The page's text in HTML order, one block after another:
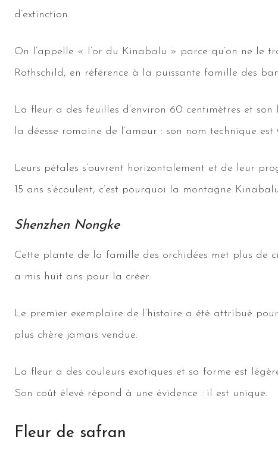
d’extinction.
On l’appelle « l’or du Kinabalu » parce qu’on ne le
Rothschild, en référence à la puissante famille des
La fleur a des feuilles d’environ 60 centimètres et
la déesse romaine de l’amour : son nom technique
Leurs pétales s’ouvrent horizontalement et de leur
15 ans s’écoulent, c’est pourquoi la montagne
Shenzhen Nongke
Cette plante de la famille des orchidées met plus de
a mis huit ans pour la créer.
Le premier exemplaire de l’histoire a été attribué
plus chère jamais vendue.
La fleur a des couleurs exotiques et sa forme est
Son coût élevé répond à une évidence : il est unique.
Fleur de safran